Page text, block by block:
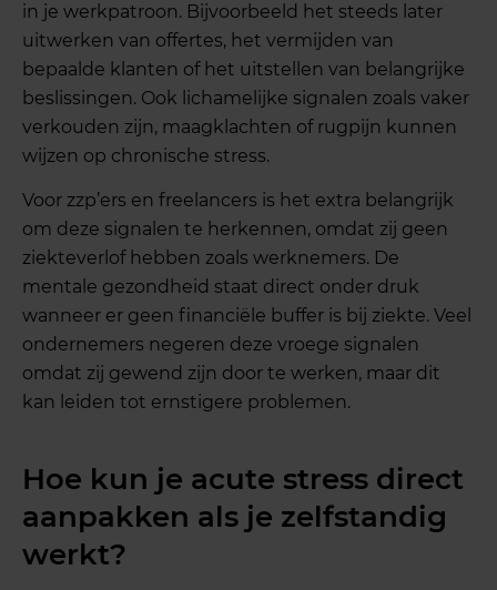
in je werkpatroon. Bijvoorbeeld het steeds later
uitwerken van offertes, het vermijden van
bepaalde klanten of het uitstellen van belangrijke
beslissingen. Ook lichamelijke signalen zoals vaker
verkouden zijn, maagklachten of rugpijn kunnen
wijzen op chronische stress.
Voor zzp’ers en freelancers is het extra belangrijk
om deze signalen te herkennen, omdat zij geen
ziekteverlof hebben zoals werknemers. De
mentale gezondheid staat direct onder druk
wanneer er geen financiële buffer is bij ziekte. Veel
ondernemers negeren deze vroege signalen
omdat zij gewend zijn door te werken, maar dit
kan leiden tot ernstigere problemen.
Hoe kun je acute stress direct
aanpakken als je zelfstandig
werkt?